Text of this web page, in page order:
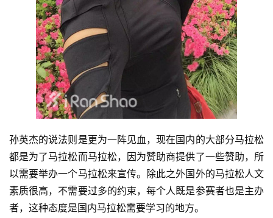
孙英杰的说法则是更为一阵见血，现在国内的大部分马拉松
都是为了马拉松而马拉松，因为赞助商提供了一些赞助，所
以需要举办一个马拉松来宣传。除此之外国外的马拉松人文
素质很高，不需要过多的约束，每个人既是参赛者也是主办
者，这种态度是国内马拉松需要学习的地方。